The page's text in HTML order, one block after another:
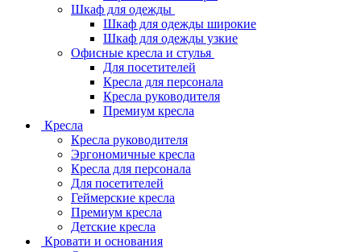
Шкаф для одежды
Шкаф для одежды широкие
Шкаф для одежды узкие
Офисные кресла и стулья
Для посетителей
Кресла для персонала
Кресла руководителя
Премиум кресла
Кресла
Кресла руководителя
Эргономичные кресла
Кресла для персонала
Для посетителей
Геймерские кресла
Премиум кресла
Детские кресла
Кровати и основания